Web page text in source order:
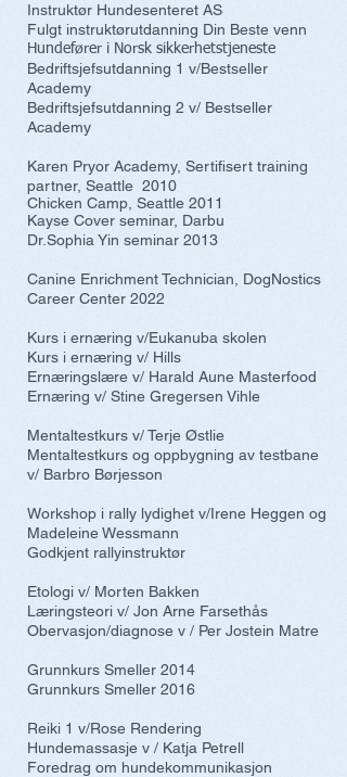
Instruktør Hundesenteret AS
Fulgt instruktørutdanning Din Beste venn
Hundefører i Norsk sikkerhetstjeneste
Bedriftsjefsutdanning 1 v/Bestseller
Academy
Bedriftsjefsutdanning 2 v/ Bestseller
Academy
Karen Pryor Academy, Sertifisert training
partner, Seattle 2010
Chicken Camp, Seattle 2011
Kayse Cover seminar, Darbu
Dr.Sophia Yin seminar 2013
Canine Enrichment Technician, DogNostics
Career Center 2022
Kurs i ernæring v/Eukanuba skolen
Kurs i ernæring v/ Hills
Ernæringslære v/ Harald Aune Masterfood
Ernæring v/ Stine Gregersen Vihle
Mentaltestkurs v/ Terje Østlie
Mentaltestkurs og oppbygning av testbane
v/ Barbro Børjesson
Workshop i rally lydighet v/Irene Heggen og
Madeleine Wessmann
Godkjent rallyinstruktør
Etologi v/ Morten Bakken
Læringsteori v/ Jon Arne Farsethås
Obervasjon/diagnose v / Per Jostein Matre
Grunnkurs Smeller 2014
Grunnkurs Smeller 2016
Reiki 1 v/Rose Rendering
Hundemassasje v / Katja Petrell
Foredrag om hundekommunikasjon